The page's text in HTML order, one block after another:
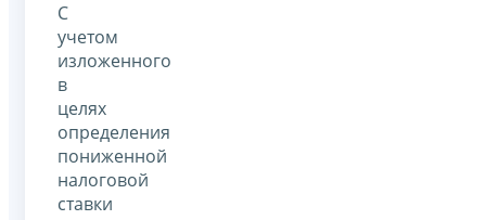
С
учетом
изложенного
в
целях
определения
пониженной
налоговой
ставки